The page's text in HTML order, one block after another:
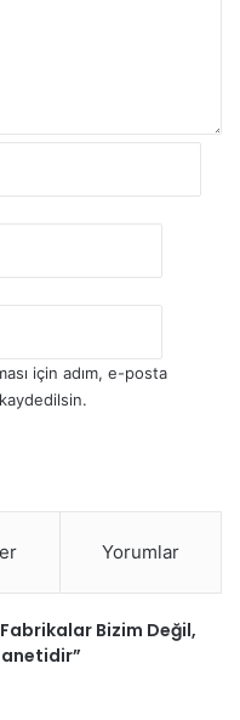
için adım, e-posta
Yorumlar
Bizim Değil,